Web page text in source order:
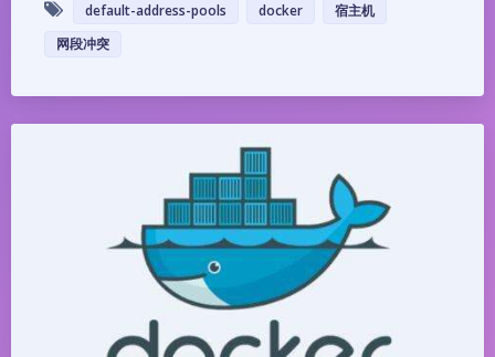
default-address-pools docker
宿主机
网段冲突